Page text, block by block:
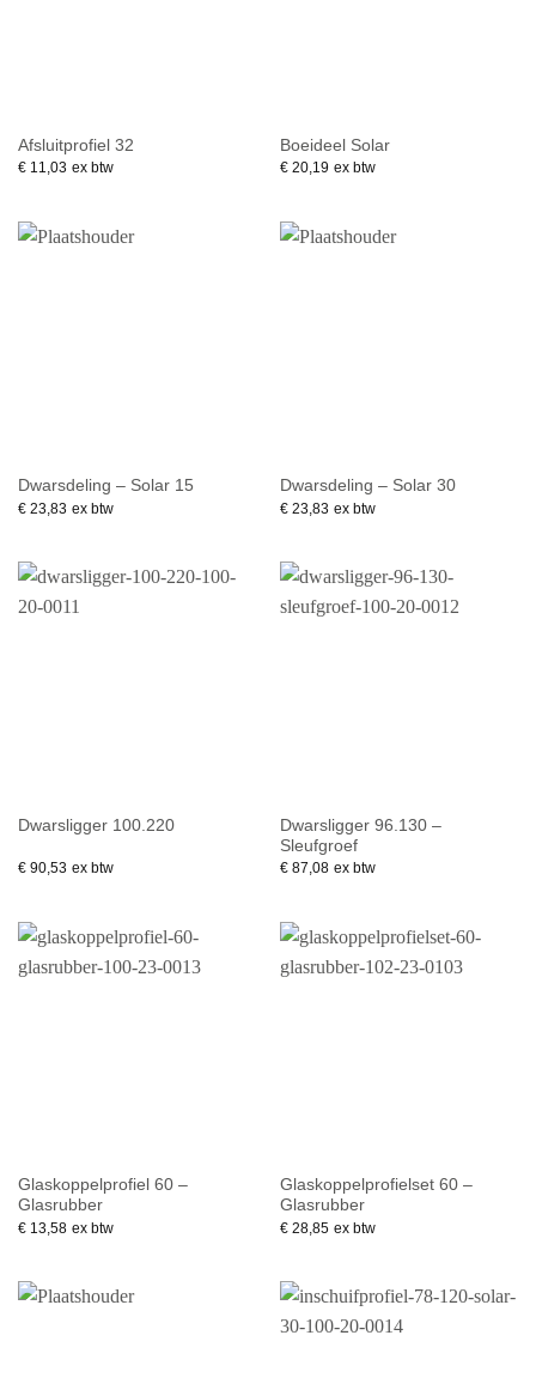
Afsluitprofiel 32
€11,03 ex btw
Boeideel Solar
€20,19 ex btw
Dwarsdeling – Solar 15
€23,83 ex btw
Dwarsdeling – Solar 30
€23,83 ex btw
Dwarsligger 100.220
€90,53 ex btw
Dwarsligger 96.130 –
Sleufgroef
€87,08 ex btw
Glaskoppelprofiel 60 –
Glasrubber
€13,58 ex btw
Glaskoppelprofielset 60 –
Glasrubber
€28,85 ex btw